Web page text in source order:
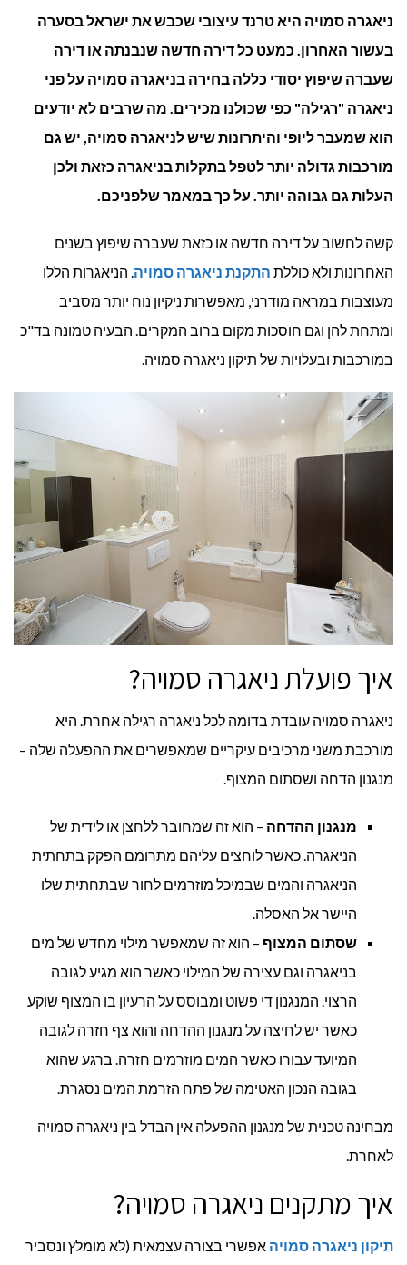
ניאגרהניאגרה סמויה היא טרנד עיצובי שכבש את ישראל בסערה
בעשור האחרון. כמעט כל דירה חדשה שנבנתה או דירה
שעברה שיפוץ יסודי כללה בחירה בניאגרה סמויה על פני
ניאגרה "רגילה" כפי שכולנו מכירים. מה שרבים לא יודעים
הוא שמעבר ליופי והיתרונות שיש לניאגרה סמויה, יש גם
מורכבות גדולה יותר לטפל בתקלות בניאגרה כזאת ולכן
העלות גם גבוהה יותר. על כך במאמר שלפניכם.
קשה לחשוב על דירה חדשה או כזאת שעברה שיפוץ בשנים
האחרונות ולא כוללת התקנת ניאגרה סמויה. הניאגרות הללו
מעוצבות במראה מודרני, מאפשרות ניקיון נוח יותר מסביב
ומתחת להן וגם חוסכות מקום ברוב המקרים. הבעיה טמונה בד"כ
במורכבות ובעלויות של תיקון ניאגרה סמויה.
איך פועלת ניאגרה סמויה?
ניאגרה סמויה עובדת בדומה לכל ניאגרה רגילה אחרת. היא
מורכבת משני מרכיבים עיקריים שמאפשרים את ההפעלה שלה –
מנגנון הדחה ושסתום המצוף.
מנגנון ההדחה – הוא זה שמחובר ללחצן או לידית של
הניאגרה. כאשר לוחצים עליהם מתרומם הפקק בתחתית
הניאגרה והמים שבמיכל מוזרמים לחור שבתחתית שלו
היישר אל האסלה.
שסתום המצוף – הוא זה שמאפשר מילוי מחדש של מים
בניאגרה וגם עצירה של המילוי כאשר הוא מגיע לגובה
הרצוי. המנגנון די פשוט ומבוסס על הרעיון בו המצוף שוקע
כאשר יש לחיצה על מנגנון ההדחה והוא צף חזרה לגובה
המיועד עבורו כאשר המים מוזרמים חזרה. ברגע שהוא
בגובה הנכון האטימה של פתח הזרמת המים נסגרת.
מבחינה טכנית של מנגנון ההפעלה אין הבדל בין ניאגרה סמויה
לאחרת.
איך מתקנים ניאגרה סמויה?
תיקון ניאגרה סמויה אפשרי בצורה עצמאית (לא מומלץ ונסביר